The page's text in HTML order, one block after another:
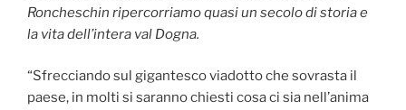
Roncheschin ripercorriamo quasi un secolo di storia e
la vita dell’intera val Dogna.
“Sfrecciando sul gigantesco viadotto che sovrasta il
paese, in molti si saranno chiesti cosa ci sia nell’anima